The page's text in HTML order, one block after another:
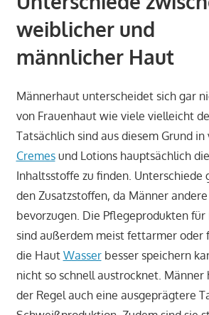
weiblicher und
männlicher Haut
Männerhaut unterscheidet sich gar
von Frauenhaut wie viele vielleicht
Tatsächlich sind aus diesem Grund in
Cremesund Lotions hauptsächlich
Inhaltsstoffe zu finden. Unterschiede
den Zusatzstoffen, da Männer
bevorzugen. Die Pflegeprodukten für
sind außerdem meist fettarmer oder
die Haut Wasserbesser speichern
nicht so schnell austrocknet. Männer
der Regel auch eine ausgeprägtere